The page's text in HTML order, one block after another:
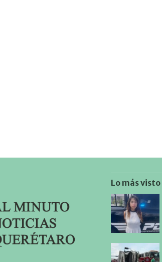
Lo más visto